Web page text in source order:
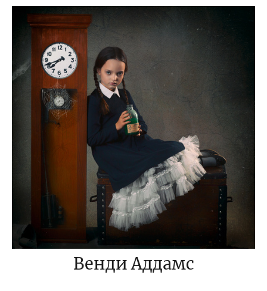
Венди Аддамс